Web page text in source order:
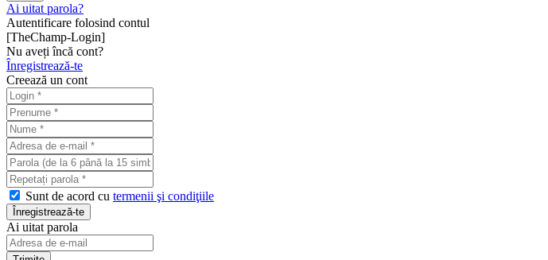
Ai uitat parola?
Autentificare folosind contul
[TheChamp-Login]
Nu aveți încă cont?
Înregistrează-te
Creează un cont
Sunt de acord cu termenii şi condiţiile
Ai uitat parola